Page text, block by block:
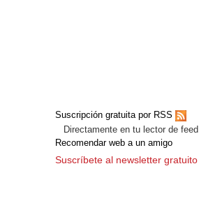
Suscripción gratuita por RSS
Directamente en tu lector de feed
Recomendar web a un amigo
Suscríbete al newsletter gratuito